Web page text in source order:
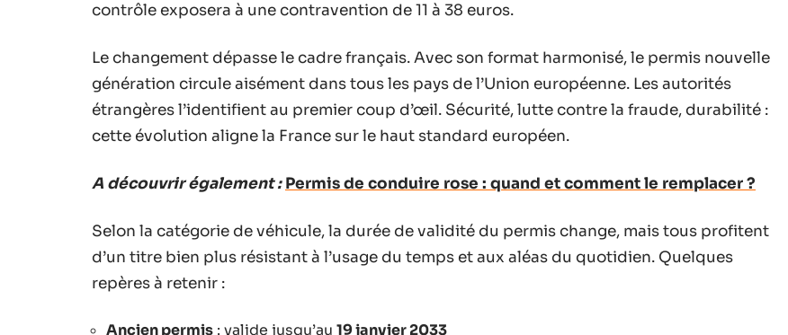
contrôle exposera à une contravention de 11 à 38 euros.
Le changement dépasse le cadre français. Avec son format harmonisé, le permis nouvelle
génération circule aisément dans tous les pays de l’Union européenne. Les autorités
étrangères l’identifient au premier coup d’œil. Sécurité, lutte contre la fraude, durabilité :
cette évolution aligne la France sur le haut standard européen.
A découvrir également : Permis de conduire rose : quand et comment le remplacer ?
Selon la catégorie de véhicule, la durée de validité du permis change, mais tous profitent
d’un titre bien plus résistant à l’usage du temps et aux aléas du quotidien. Quelques
repères à retenir :
Ancien permis : valide jusqu’au 19 janvier 2033